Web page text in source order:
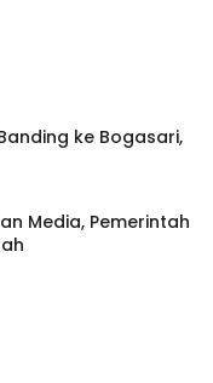
ke Bogasari,
Media, Pemerintah